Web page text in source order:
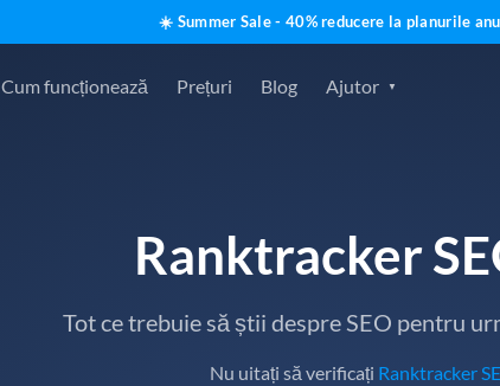
☀️ Summer Sale - 40% reducere la planurile
Cum funcționează Prețuri Blog Ajutor
Ranktracker
Tot ce trebuie să știi despre SEO pentru
Nu uitați să verificați Ranktracker